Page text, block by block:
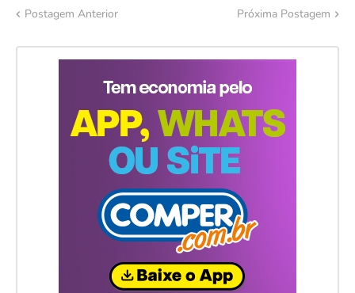
Postagem Anterior Próxima Postagem